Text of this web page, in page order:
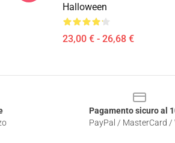
Halloween
23,00 € - 26,68 €
Pagamento sicuro al
PayPal / MasterCard /